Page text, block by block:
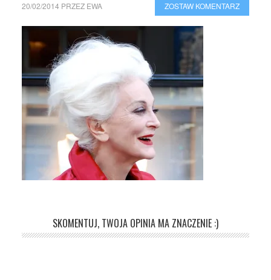
20/02/2014 PRZEZ EWA ZOSTAW KOMENTARZ
SKOMENTUJ, TWOJA OPINIA MA ZNACZENIE :)